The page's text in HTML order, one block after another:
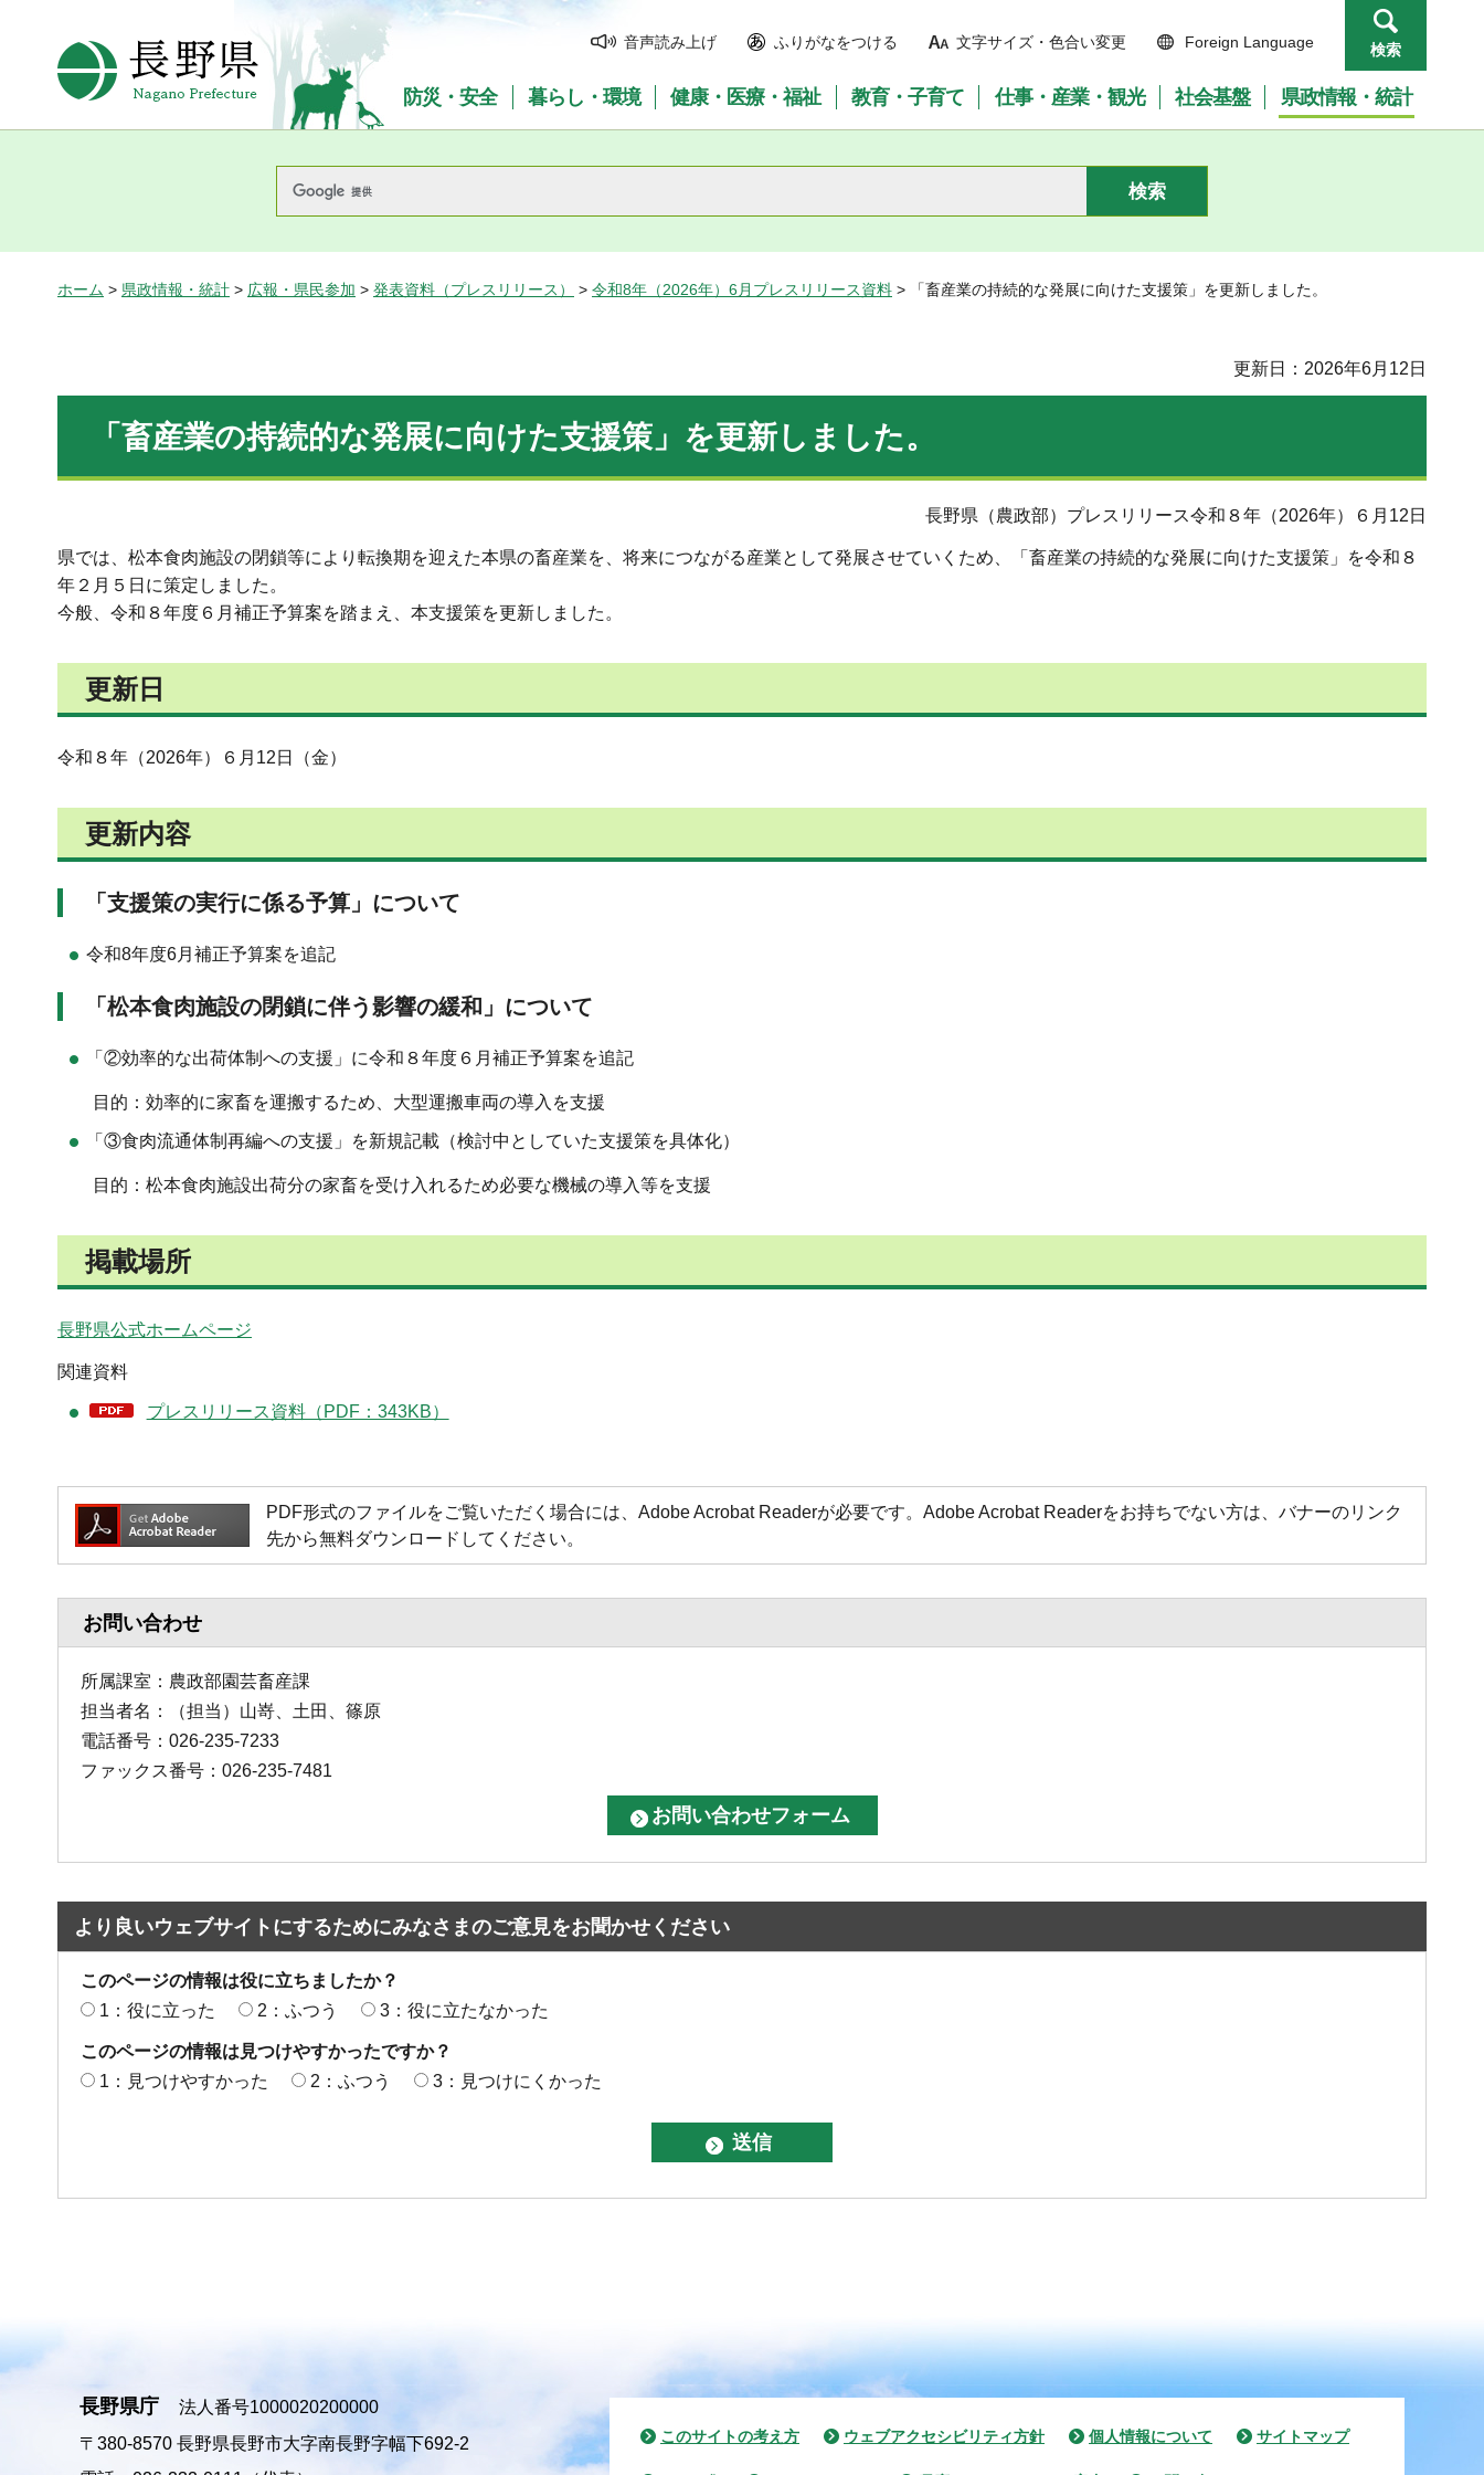
長野県Nagano Prefecture
音声読み上げ ふりがなをつける 文字サイズ・色合い変更 Foreign Language 検索
防災・安全 暮らし・環境 健康・医療・福祉 教育・子育て 仕事・産業・観光 社会基盤 県政情報・統計
ホーム > 県政情報・統計 > 広報・県民参加 > 発表資料（プレスリリース） > 令和8年（2026年）6月プレスリリース資料 > 「畜産業の持続的な発展に向けた支援策」を更新しました。
更新日：2026年6月12日
「畜産業の持続的な発展に向けた支援策」を更新しました。
長野県（農政部）プレスリリース令和８年（2026年）６月12日
県では、松本食肉施設の閉鎖等により転換期を迎えた本県の畜産業を、将来につながる産業として発展させていくため、「畜産業の持続的な発展に向けた支援策」を令和８
年２月５日に策定しました。
今般、令和８年度６月補正予算案を踏まえ、本支援策を更新しました。
更新日
令和８年（2026年）６月12日（金）
更新内容
「支援策の実行に係る予算」について
令和8年度6月補正予算案を追記
「松本食肉施設の閉鎖に伴う影響の緩和」について
「②効率的な出荷体制への支援」に令和８年度６月補正予算案を追記
目的：効率的に家畜を運搬するため、大型運搬車両の導入を支援
「③食肉流通体制再編への支援」を新規記載（検討中としていた支援策を具体化）
目的：松本食肉施設出荷分の家畜を受け入れるため必要な機械の導入等を支援
掲載場所
長野県公式ホームページ
関連資料
プレスリリース資料（PDF：343KB）
PDF形式のファイルをご覧いただく場合には、Adobe Acrobat Readerが必要です。Adobe Acrobat Readerをお持ちでない方は、バナーのリンク
先から無料ダウンロードしてください。
お問い合わせ
所属課室：農政部園芸畜産課
担当者名：（担当）山嵜、土田、篠原
電話番号：026-235-7233
ファックス番号：026-235-7481
より良いウェブサイトにするためにみなさまのご意見をお聞かせください
このページの情報は役に立ちましたか？
1：役に立った
2：ふつう 3：役に立たなかった
このページの情報は見つけやすかったですか？
1：見つけやすかった
2：ふつう 3：見つけにくかった
長野県庁
法人番号1000020200000
〒380-8570 長野県長野市大字南長野字幅下692-2
このサイトの考え方 ウェブアクセシビリティ方針 個人情報について サイトマップ